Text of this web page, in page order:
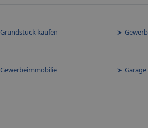
Grundstück kaufen
Gewerbeimmobilie